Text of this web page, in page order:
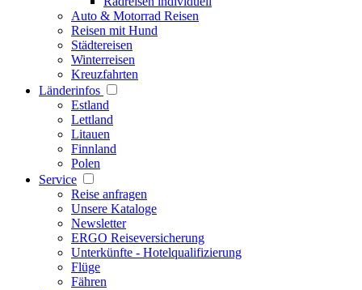
Auto & Motorrad Reisen
Reisen mit Hund
Städtereisen
Winterreisen
Kreuzfahrten
Länderinfos
Estland
Lettland
Litauen
Finnland
Polen
Service
Reise anfragen
Unsere Kataloge
Newsletter
ERGO Reiseversicherung
Unterkünfte - Hotelqualifizierung
Flüge
Fähren